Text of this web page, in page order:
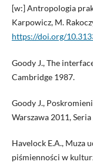
[w:] Antropologia
Karpowicz, M.
https://doi.org/
Goody J., The
Cambridge 1987.
Goody J.,
Warszawa 2011,
Havelock E.A., Muza
piśmienności w